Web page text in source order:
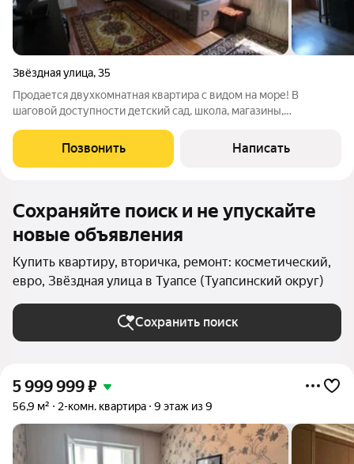
Звёздная улица,35
Продается двухкомнатная квартира с видом на море! В
шаговой доступности детский сад, школа, магазины,
Дом: панельный, 1998 года постройки Этаж: 7-й Комнаты:
раздельные (изолированные)
Позвонить Написать
Сохраняйте поиск и не упускайте
новые объявления
Купить квартиру, вторичка, ремонт: косметический,
евро, Звёздная улица в Туапсе (Туапсинский округ)
Сохранить поиск
5 999 999₽
56,9 м² 2-комн. квартира 9 этаж из 9